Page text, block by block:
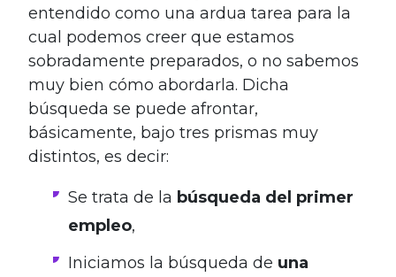
entendido como una ardua tarea para la
cual podemos creer que estamos
sobradamente preparados, o no sabemos
muy bien cómo abordarla. Dicha
búsqueda se puede afrontar,
básicamente, bajo tres prismas muy
distintos, es decir:
Se trata de la búsqueda del primer
empleo,
Iniciamos la búsqueda de una